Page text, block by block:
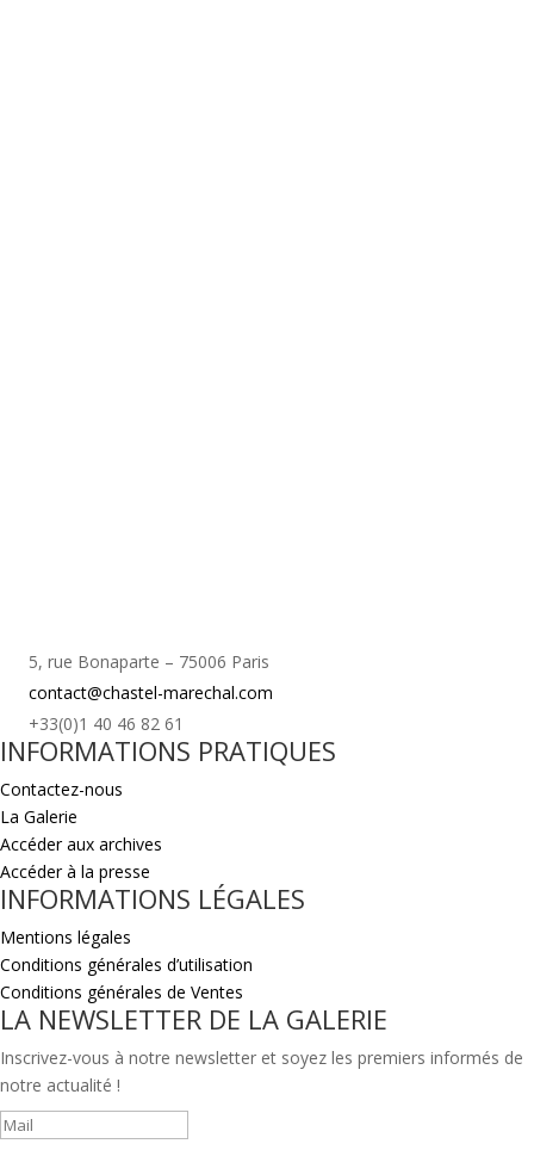
5, rue Bonaparte – 75006 Paris
contact@chastel-marechal.com
+33(0)1 40 46 82 61
INFORMATIONS PRATIQUES
Contactez-nous
La Galerie
Accéder aux archives
Accéder à la presse
INFORMATIONS LÉGALES
Mentions légales
Conditions générales d’utilisation
Conditions générales de Ventes
LA NEWSLETTER DE LA GALERIE
Inscrivez-vous à notre newsletter et soyez les premiers informés de
notre actualité !